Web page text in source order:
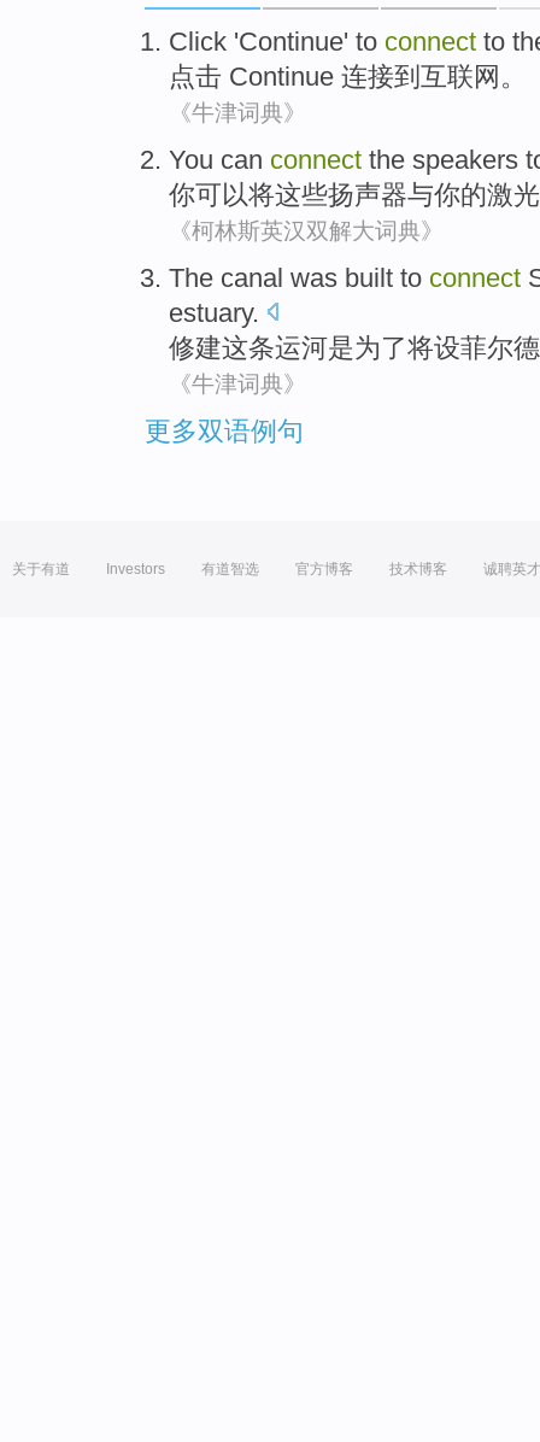
Click 'Continue' to connect to
点击 Continue 连接到 互联网 。
《牛津词典》
You can connect the speakers
你可以将这些扬声器与你的激光
《柯林斯英汉双解大词典》
The canal was built to connect
estuary.
修建这条运河是为了将设菲尔德
《牛津词典》
更多双语例句
关于有道 Investors 有道智选 官方博客 技术博客 诚聘英才